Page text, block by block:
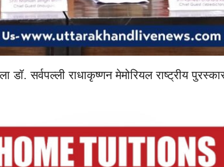
सर्वपल्ली राधाकृष्णन मेमोरियल राष्ट्रीय